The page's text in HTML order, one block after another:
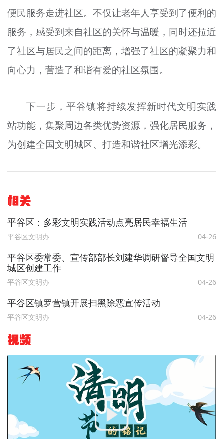
便民服务走进社区。不仅让老年人享受到了便利的
服务，感受到来自社区的关怀与温暖，同时还拉近
了社区与居民之间的距离，增强了社区的凝聚力和
向心力，营造了和谐有爱的社区氛围。
下一步，平谷镇将持续发挥新时代文明实践
站功能，集聚周边各类优势资源，强化居民服务，
为创建全国文明城区、打造和谐社区增光添彩。
相关
平谷区：多彩文明实践活动点亮居民幸福生活
平谷区文明办 04-26
平谷区委常委、宣传部部长刘建华调研督导全国文明
城区创建工作
平谷区文明办 04-26
平谷区镇罗营镇开展扫黑除恶宣传活动
平谷区文明办 04-26
视频